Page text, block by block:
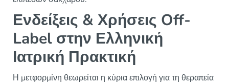
Ενδείξεις & Χρήσεις Off-
Label στην Ελληνική
Ιατρική Πρακτική
Η μετφορμίνη θεωρείται η κύρια επιλογή για τη θεραπεία